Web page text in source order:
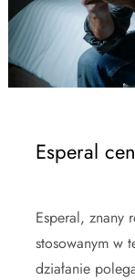
Esperal
Esperal, znany
stosowanym w
działanie